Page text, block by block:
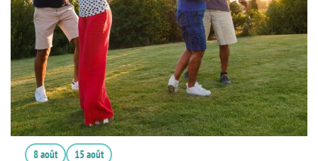
8 août 15 août